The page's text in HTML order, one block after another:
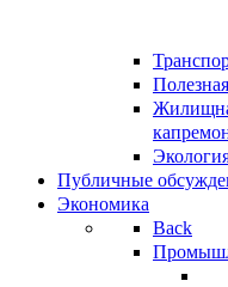
Публичные
Экономика
Back